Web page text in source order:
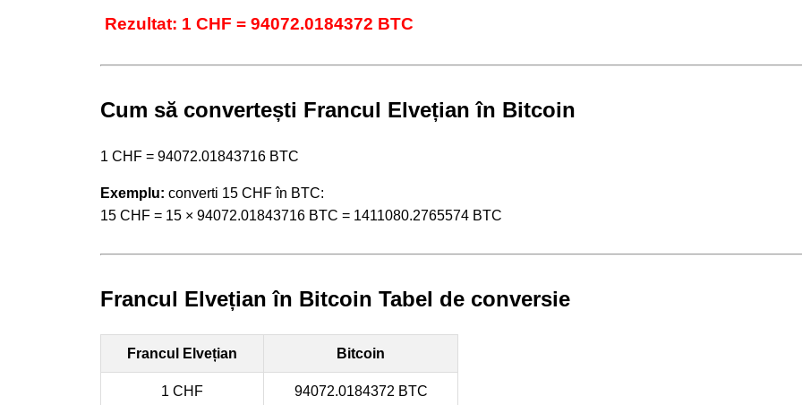
Rezultat: 1 CHF = 94072.0184372 BTC
Cum să convertești Francul Elvețian în Bitcoin
1 CHF = 94072.01843716 BTC
Exemplu: converti 15 CHF în BTC:
15 CHF = 15 × 94072.01843716 BTC = 1411080.2765574 BTC
Francul Elvețian în Bitcoin Tabel de conversie
Francul Elvețian Bitcoin
1 CHF 94072.0184372 BTC